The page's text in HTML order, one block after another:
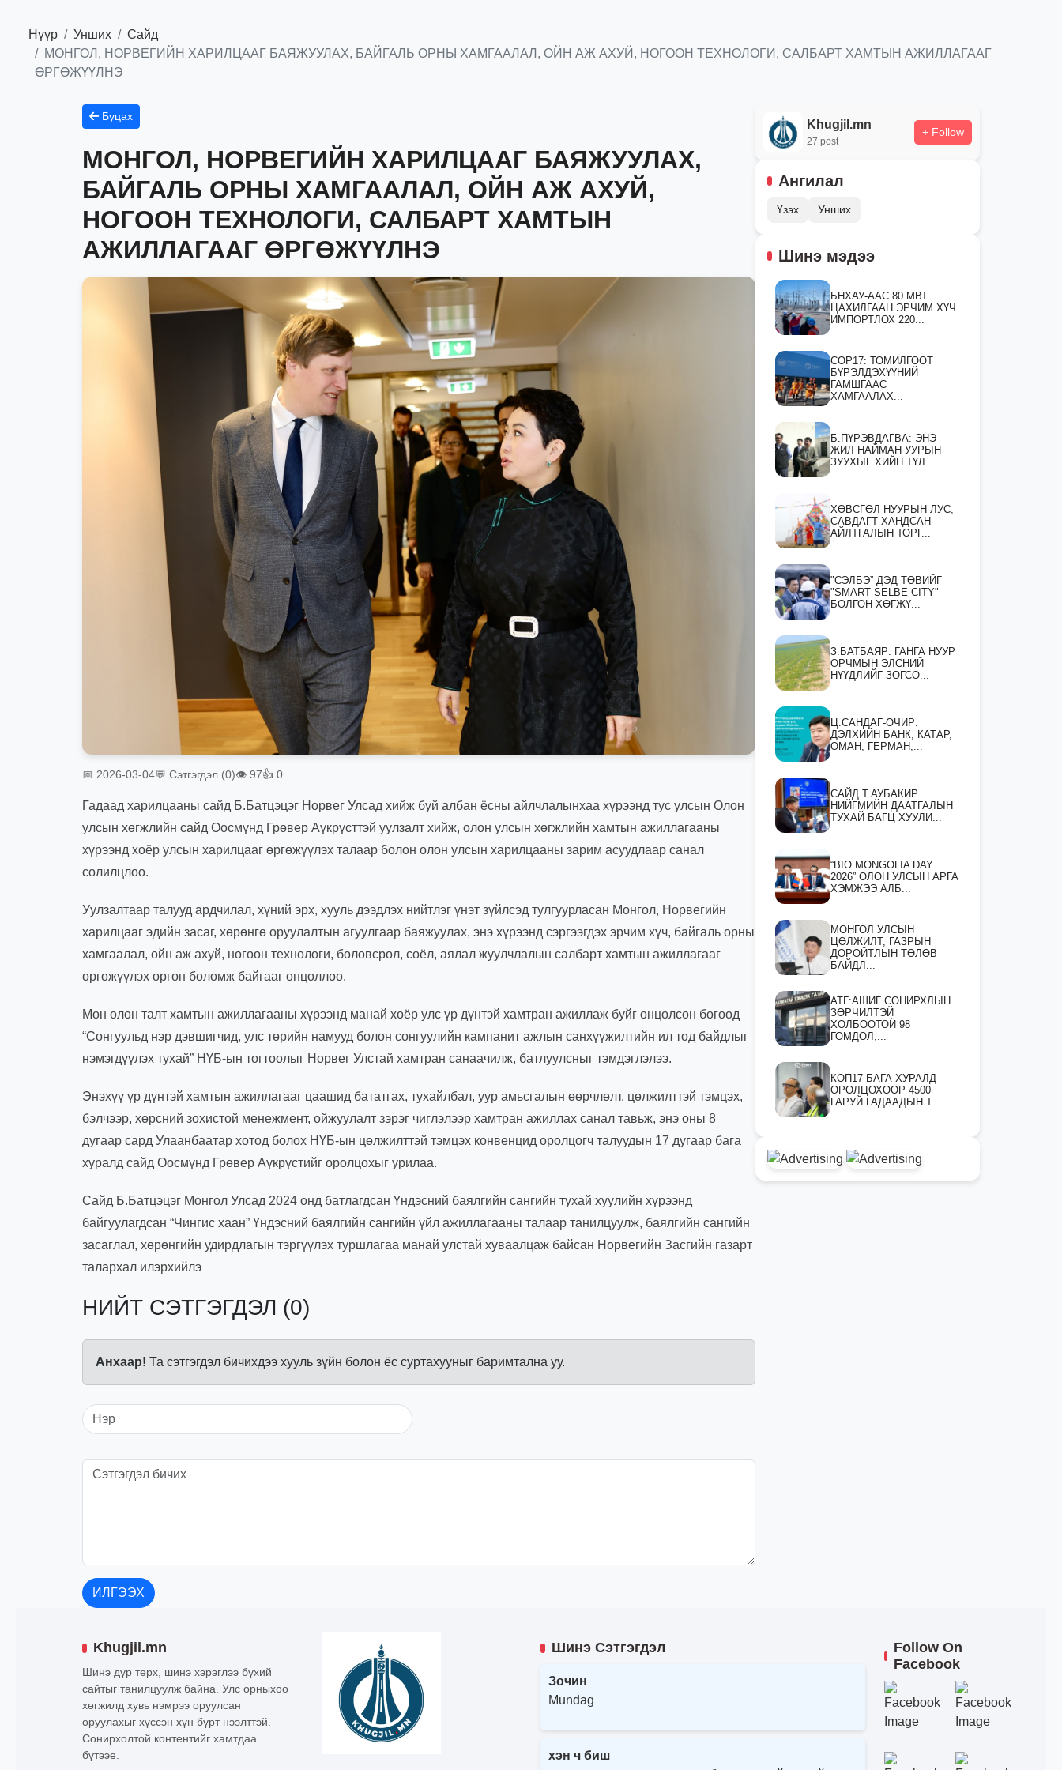
Нүүр Унших
Сайд
МОНГОЛ, НОРВЕГИЙН ХАРИЛЦААГ БАЯЖУУЛАХ, БАЙГАЛЬ ОРНЫ ХАМГААЛАЛ, ОЙН АЖ АХУЙ, НОГООН ТЕХНОЛОГИ, САЛБАРТ ХАМТЫН АЖИЛЛАГААГ
ӨРГӨЖҮҮЛНЭ
Буцах
МОНГОЛ, НОРВЕГИЙН ХАРИЛЦААГ БАЯЖУУЛАХ,
БАЙГАЛЬ ОРНЫ ХАМГААЛАЛ, ОЙН АЖ АХУЙ,
НОГООН ТЕХНОЛОГИ, САЛБАРТ ХАМТЫН
АЖИЛЛАГААГ ӨРГӨЖҮҮЛНЭ
📅 2026-03-04💬 Сэтгэгдэл (0)👁 97👍 0
Гадаад харилцааны сайд Б.Батцэцэг Норвег Улсад хийж буй албан ёсны айлчлалынхаа хүрээнд тус улсын Олон
улсын хөгжлийн сайд Оoсмүнд Грөвер Аүкрүсттэй уулзалт хийж, олон улсын хөгжлийн хамтын ажиллагааны
хүрээнд хоёр улсын харилцааг өргөжүүлэх талаар болон олон улсын харилцааны зарим асуудлаар санал
солилцлоо.
Уулзалтаар талууд ардчилал, хүний эрх, хууль дээдлэх нийтлэг үнэт зүйлсэд тулгуурласан Монгол, Норвегийн
харилцааг эдийн засаг, хөрөнгө оруулалтын агуулгаар баяжуулах, энэ хүрээнд сэргээгдэх эрчим хүч, байгаль орны
хамгаалал, ойн аж ахуй, ногоон технологи, боловсрол, соёл, аялал жуулчлалын салбарт хамтын ажиллагааг
өргөжүүлэх өргөн боломж байгааг онцоллоо.
Мөн олон талт хамтын ажиллагааны хүрээнд манай хоёр улс үр дүнтэй хамтран ажиллаж буйг онцолсон бөгөөд
“Сонгуульд нэр дэвшигчид, улс төрийн намууд болон сонгуулийн кампанит ажлын санхүүжилтийн ил тод байдлыг
нэмэгдүүлэх тухай” НҮБ-ын тогтоолыг Норвег Улстай хамтран санаачилж, батлуулсныг тэмдэглэлээ.
Энэхүү үр дүнтэй хамтын ажиллагааг цаашид бататгах, тухайлбал, уур амьсгалын өөрчлөлт, цөлжилттэй тэмцэх,
бэлчээр, хөрсний зохистой менежмент, ойжуулалт зэрэг чиглэлээр хамтран ажиллах санал тавьж, энэ оны 8
дугаар сард Улаанбаатар хотод болох НҮБ-ын цөлжилттэй тэмцэх конвенцид оролцогч талуудын 17 дугаар бага
хуралд сайд Оосмүнд Грөвер Аүкрүстийг оролцохыг урилаа.
Сайд Б.Батцэцэг Монгол Улсад 2024 онд батлагдсан Үндэсний баялгийн сангийн тухай хуулийн хүрээнд
байгуулагдсан “Чингис хаан” Үндэсний баялгийн сангийн үйл ажиллагааны талаар танилцуулж, баялгийн сангийн
засаглал, хөрөнгийн удирдлагын тэргүүлэх туршлагаа манай улстай хуваалцаж байсан Норвегийн Засгийн газарт
талархал илэрхийлэ
НИЙТ СЭТГЭГДЭЛ (0)
Анхаар! Та сэтгэгдэл бичихдээ хууль зүйн болон ёс суртахууныг баримтална уу.
ИЛГЭЭХ
Khugjil.mn
27 post
+ Follow
Ангилал
Үзэх Унших
Шинэ мэдээ
БНХАУ-ААС 80 МВТ
ЦАХИЛГААН ЭРЧИМ ХҮЧ
ИМПОРТЛОХ 220...
СOP17: ТОМИЛГООТ
БҮРЭЛДЭХҮҮНИЙ
ГАМШГААС
ХАМГААЛАХ...
Б.ПҮРЭВДАГВА: ЭНЭ
ЖИЛ НАЙМАН УУРЫН
ЗУУХЫГ ХИЙН ТҮЛ...
ХӨВСГӨЛ НУУРЫН ЛУС,
САВДАГТ ХАНДСАН
АЙЛТГАЛЫН ТОРГ...
"СЭЛБЭ” ДЭД ТӨВИЙГ
"SMART SELBE CITY"
БОЛГОН ХӨГЖҮ...
З.БАТБАЯР: ГАНГА НУУР
ОРЧМЫН ЭЛСНИЙ
НҮҮДЛИЙГ ЗОГСО...
Ц.САНДАГ-ОЧИР:
ДЭЛХИЙН БАНК, КАТАР,
ОМАН, ГЕРМАН,...
САЙД Т.АУБАКИР
НИЙГМИЙН ДААТГАЛЫН
ТУХАЙ БАГЦ ХУУЛИ...
“BIO MONGOLIA DAY
2026” ОЛОН УЛСЫН АРГА
ХЭМЖЭЭ АЛБ...
МОНГОЛ УЛСЫН
ЦӨЛЖИЛТ, ГАЗРЫН
ДОРОЙТЛЫН ТӨЛӨВ
БАЙДЛ...
АТГ:АШИГ СОНИРХЛЫН
ЗӨРЧИЛТЭЙ
ХОЛБООТОЙ 98
ГОМДОЛ,...
КОП17 БАГА ХУРАЛД
ОРОЛЦОХООР 4500
ГАРУЙ ГАДААДЫН Т...
Khugjil.mn
Шинэ дүр төрх, шинэ хэрэглээ бүхий
сайтыг танилцуулж байна. Улс орныхоо
хөгжилд хувь нэмрээ оруулсан
оруулахыг хүссэн хүн бүрт нээлттэй.
Сонирхолтой контентийг хамтдаа
бүтээе.
Шинэ Сэтгэгдэл
Зочин
Mundag
хэн ч биш
Follow On
Facebook